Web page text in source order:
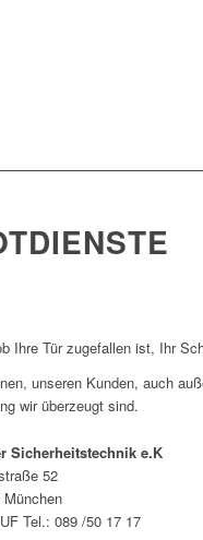
Ihre Tür zugefallen ist, Ihr
unseren Kunden, auch
wir überzeugt sind.
Sicherheitstechnik e.K
52
München
Tel.: 089 /50 17 17